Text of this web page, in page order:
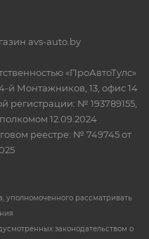
avs-auto.by
«ПроАвтоТулс»
й Монтажников, 13, офис 14
регистрации: № 193789155,
12.09.2024
реестре: № 749745 от
уполномоченного рассматривать
законодательством о